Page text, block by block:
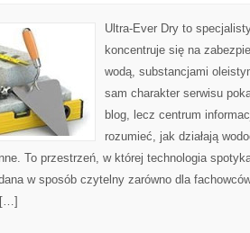
Ultra-Ever Dry to
koncentruje się na
wodą, substancjami
sam charakter serwisu
blog, lecz centrum
rozumieć, jak działają
To przestrzeń, w której technologia
w sposób czytelny zarówno dla
[…]